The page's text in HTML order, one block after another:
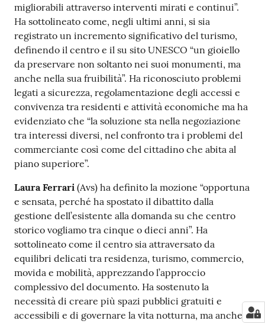
migliorabili attraverso interventi mirati e continui”.
Ha sottolineato come, negli ultimi anni, si sia
registrato un incremento significativo del turismo,
definendo il centro e il su sito UNESCO “un gioiello
da preservare non soltanto nei suoi monumenti, ma
anche nella sua fruibilità”. Ha riconosciuto problemi
legati a sicurezza, regolamentazione degli accessi e
convivenza tra residenti e attività economiche ma ha
evidenziato che “la soluzione sta nella negoziazione
tra interessi diversi, nel confronto tra i problemi del
commerciante così come del cittadino che abita al
piano superiore”.
Laura Ferrari (Avs) ha definito la mozione “opportuna
e sensata, perché ha spostato il dibattito dalla
gestione dell’esistente alla domanda su che centro
storico vogliamo tra cinque o dieci anni”. Ha
sottolineato come il centro sia attraversato da
equilibri delicati tra residenza, turismo, commercio,
movida e mobilità, apprezzando l’approccio
complessivo del documento. Ha sostenuto la
necessità di creare più spazi pubblici gratuiti e
accessibili e di governare la vita notturna, ma anche